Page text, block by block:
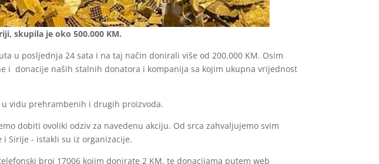
skupila je oko 500.000 KM.
u posljednja 24 sata i na taj način donirali više od 200.000 KM. Osim
i donacije naših stalnih donatora i kompanija sa kojim ukupna vrijednost
vidu prehrambenih i drugih proizvoda.
dobiti ovoliki odziv za navedenu akciju. Od srca zahvaljujemo svim
Sirije - istakli su iz organizacije.
broj 17006 kojim donirate 2 KM, te donacijama putem web